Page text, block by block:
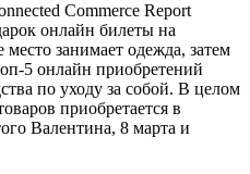
Commerce Report
онлайн билеты на
занимает одежда, затем
5 онлайн приобретений
по уходу за собой. В целом
приобретается в
Валентина, 8 марта и